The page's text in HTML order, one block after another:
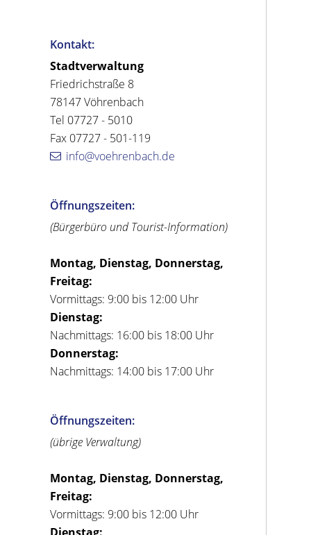
Kontakt:
Stadtverwaltung
Friedrichstraße 8
78147 Vöhrenbach
Tel 07727 - 5010
Fax 07727 - 501-119
info@voehrenbach.de
Öffnungszeiten:
(Bürgerbüro und Tourist-Information)
Montag, Dienstag, Donnerstag,
Freitag:
Vormittags: 9:00 bis 12:00 Uhr
Dienstag:
Nachmittags: 16:00 bis 18:00 Uhr
Donnerstag:
Nachmittags: 14:00 bis 17:00 Uhr
Öffnungszeiten:
(übrige Verwaltung)
Montag, Dienstag, Donnerstag,
Freitag:
Vormittags: 9:00 bis 12:00 Uhr